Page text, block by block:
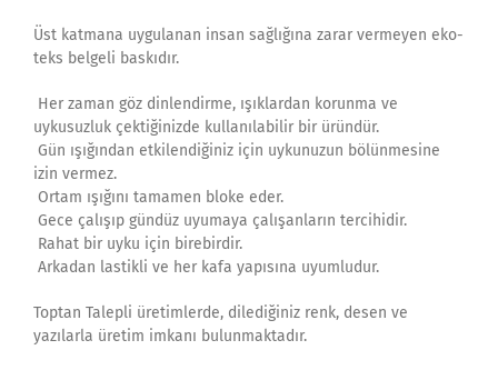
Üst katmana uygulanan insan sağlığına zarar vermeyen eko-
teks belgeli baskıdır.
Her zaman göz dinlendirme, ışıklardan korunma ve
uykusuzluk çektiğinizde kullanılabilir bir üründür.
Gün ışığından etkilendiğiniz için uykunuzun bölünmesine
izin vermez.
Ortam ışığını tamamen bloke eder.
Gece çalışıp gündüz uyumaya çalışanların tercihidir.
Rahat bir uyku için birebirdir.
Arkadan lastikli ve her kafa yapısına uyumludur.
Toptan Talepli üretimlerde, dilediğiniz renk, desen ve
yazılarla üretim imkanı bulunmaktadır.